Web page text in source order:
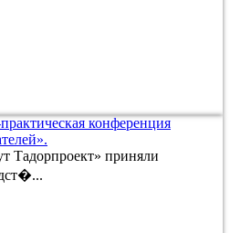
конференция
Тадорпроект» приняли